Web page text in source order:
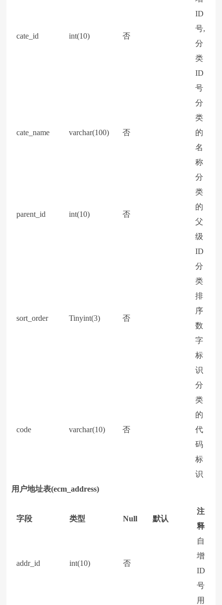
cate_id int(10) 否
ID
号,
分
类
ID
号
cate_name varchar(100) 否
分
类
的
名
称
parent_id int(10) 否
分
类
的
父
级
ID
sort_order Tinyint(3) 否
分
类
排
序
数
字
标
识
code varchar(10) 否
分
类
的
代
码
标
识
用户地址表(ecm_address)
字段 类型 Null 默认
注
释
addr_id int(10) 否
自
增
ID
号
用